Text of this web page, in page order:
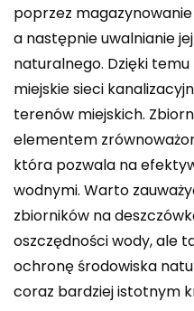
poprzez
a następnie uwalnianie
naturalnego. Dzięki
miejskie sieci
terenów miejskich.
elementem
która pozwala na
wodnymi. Warto
zbiorników na
oszczędności wody, ale
ochronę środowiska
coraz bardziej istotnym